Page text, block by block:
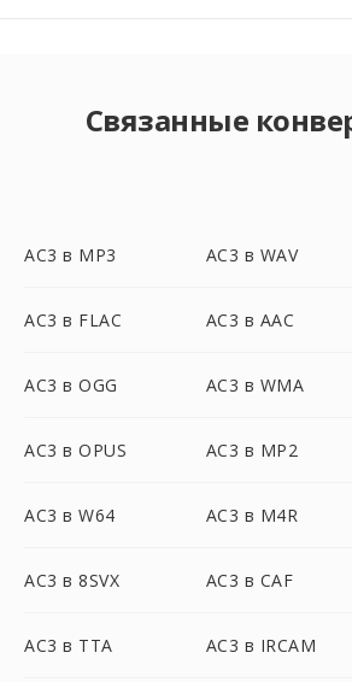
Связанные
AC3 в MP3 AC3 в WAV
AC3 в FLAC AC3 в AAC
AC3 в OGG AC3 в WMA
AC3 в OPUS AC3 в MP2
AC3 в W64 AC3 в M4R
AC3 в 8SVX AC3 в CAF
AC3 в TTA AC3 в IRCAM